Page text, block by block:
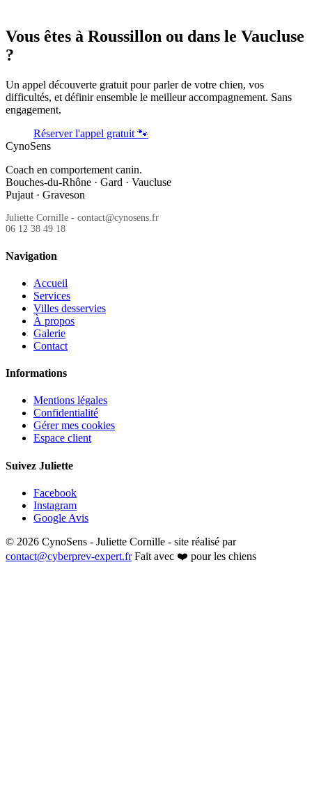
Vous êtes à Roussillon ou dans le Vaucluse
?
Un appel découverte gratuit pour parler de votre chien, vos
difficultés, et définir ensemble le meilleur accompagnement. Sans
engagement.
Réserver l'appel gratuit 🐾
CynoSens
Coach en comportement canin.
Bouches-du-Rhône · Gard · Vaucluse
Pujaut · Graveson
Juliette Cornille - contact@cynosens.fr
06 12 38 49 18
Navigation
Accueil
Services
Villes desservies
À propos
Galerie
Contact
Informations
Mentions légales
Confidentialité
Gérer mes cookies
Espace client
Suivez Juliette
Facebook
Instagram
Google Avis
© 2026 CynoSens - Juliette Cornille - site réalisé par
contact@cyberprev-expert.fr Fait avec ❤️ pour les chiens